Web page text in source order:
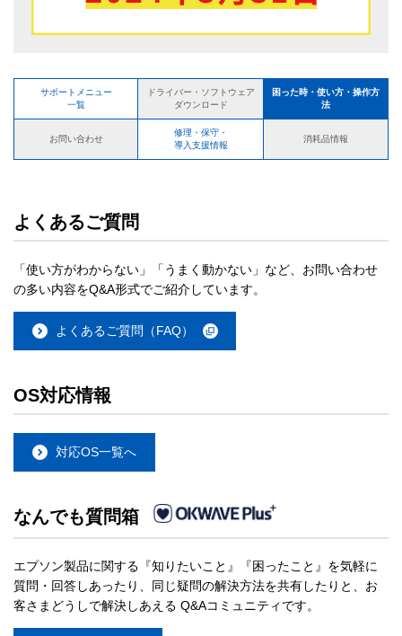
サポートメニュー
一覧
ドライバー・ソフトウェア
ダウンロード
困った時・使い方・操作方
法
お問い合わせ
修理・保守・
導入支援情報
消耗品情報
よくあるご質問
「使い方がわからない」「うまく動かない」など、お問い合わせ
の多い内容をQ&A形式でご紹介しています。
よくあるご質問（FAQ）
OS対応情報
対応OS一覧へ
なんでも質問箱
エプソン製品に関する『知りたいこと』『困ったこと』を気軽に
質問・回答しあったり、同じ疑問の解決方法を共有したりと、お
客さまどうしで解決しあえる Q&Aコミュニティです。